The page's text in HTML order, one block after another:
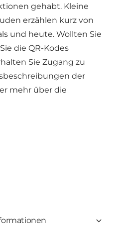
gehabt. Kleine
erzählen kurz von
und heute. Wollten Sie
die QR-Kodes
Sie Zugang zu
der
mehr über die